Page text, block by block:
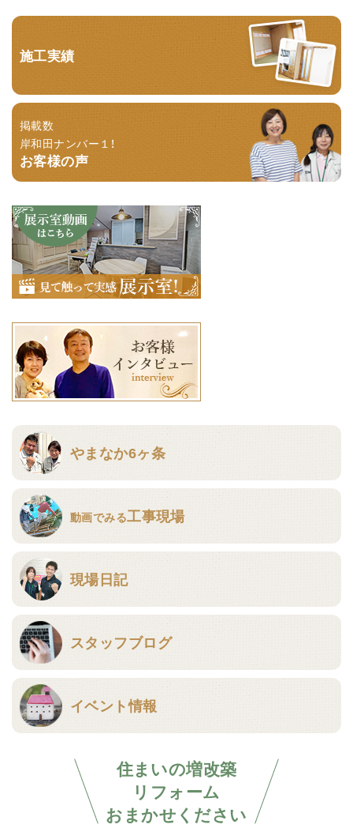
施工実績
掲載数
岸和田ナンバー１！
お客様の声
やまなか6ヶ条
動画でみる工事現場
現場日記
スタッフブログ
イベント情報
住まいの増改築
リフォーム
おまかせください